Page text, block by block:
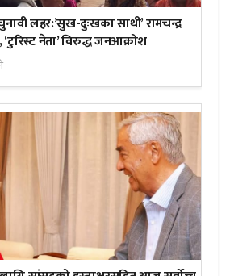
लहर:’सुख-दुःखका साथी’ रामचन्द्र
नेता’ विरुद्ध जनआक्रोश